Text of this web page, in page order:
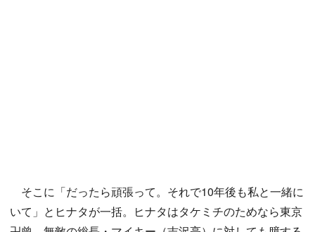
そこに「だったら頑張って。それで10年後も私と一緒に
いて」とヒナタが一括。ヒナタはタケミチのためなら東京